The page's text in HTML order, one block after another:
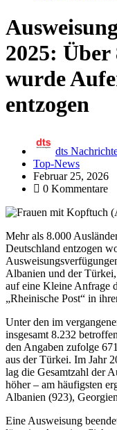
2025: Über
wurde
entzogen
dts
Top-News
Februar 25, 2026
0 Kommentare
Mehr als 8.000
Deutschland entzogen
Albanien und der
auf eine Kleine Anfrage
„Rheinische Post“ in
Unter den im
insgesamt 8.232
den Angaben zufolge
aus der Türkei. Im Jahr
lag die Gesamtzahl der
höher – am häufigsten
Albanien (923),
Eine Ausweisung